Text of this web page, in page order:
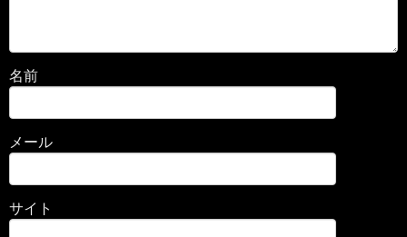
名前
メール
サイト